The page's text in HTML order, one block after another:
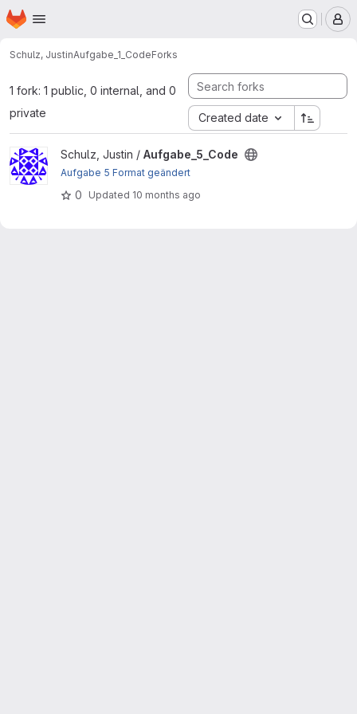
Skip to main content
Homepage
Schulz, JustinAufgabe_1_CodeForks
1 fork: 1 public, 0 internal, and 0
private
Created date
View Aufgabe_5_Code project
Schulz, Justin / Aufgabe_5_Code
Aufgabe 5 Format geändert
0 Updated 10 months ago